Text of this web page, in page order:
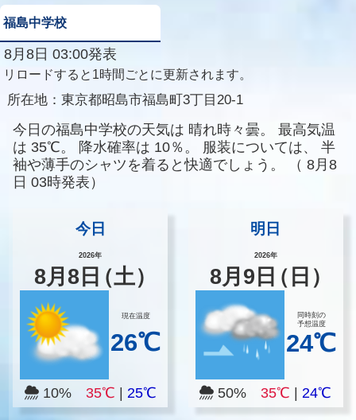
福島中学校
8月8日 03:00発表
リロードすると1時間ごとに更新されます。
所在地： 東京都昭島市福島町3丁目20-1
今日の福島中学校の天気は 晴れ時々曇。
最高気温
は 35℃。 降水確率は 10％。 服装については、
半
袖や薄手のシャツを着ると快適でしょう。
（ 8月8
日 03時発表）
今日
2026年
8月8 日（土）
現在温度
26℃
10% 35℃ 25℃
明日
2026年
8月 9 日（日）
同時刻の
予想温度
24℃
50%35℃ |24℃